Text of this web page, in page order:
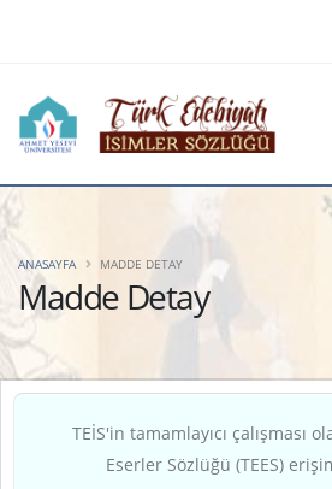
Madde Detay
ANASAYFA MADDE DETAY
TEİS'in tamamlayıcı çalışması
Eserler Sözlüğü (TEES)